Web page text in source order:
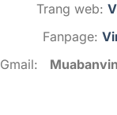
Trang web:
Fanpage:
Gmail: